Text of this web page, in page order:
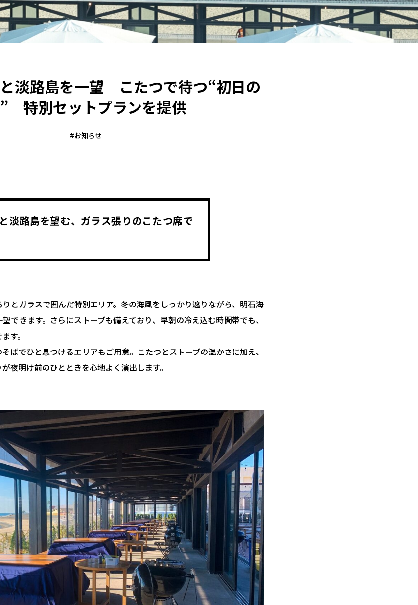
淡路島を一望 こたつで待つ“初日の
特別セットプランを提供
#お知らせ
淡路島を望む、ガラス張りのこたつ席で
とガラスで囲んだ特別エリア。冬の海風をしっかり遮りながら、明石海
できます。さらにストーブも備えており、早朝の冷え込む時間帯でも、
す。
ばでひと息つけるエリアもご用意。こたつとストーブの温かさに加え、
夜明け前のひとときを心地よく演出します。